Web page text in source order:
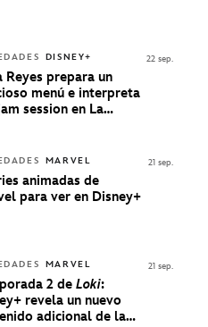
DISNEY+
Reyes prepara un
menú e interpreta
session en La
22 sep.
MARVEL
animadas de
para ver en Disney+
21 sep.
MARVEL
2 de Loki:
revela un nuevo
adicional de la
21 sep.